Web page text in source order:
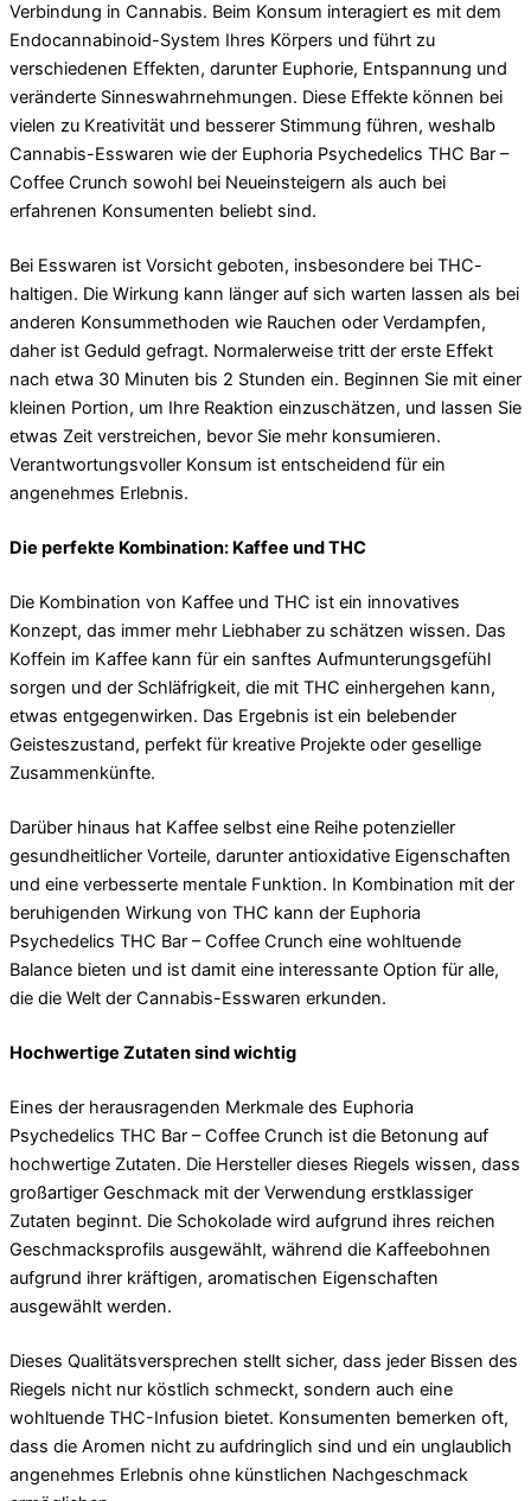
Verbindung in Cannabis. Beim Konsum interagiert es mit dem
Endocannabinoid-System Ihres Körpers und führt zu
verschiedenen Effekten, darunter Euphorie, Entspannung und
veränderte Sinneswahrnehmungen. Diese Effekte können bei
vielen zu Kreativität und besserer Stimmung führen, weshalb
Cannabis-Esswaren wie der Euphoria Psychedelics THC Bar –
Coffee Crunch sowohl bei Neueinsteigern als auch bei
erfahrenen Konsumenten beliebt sind.
Bei Esswaren ist Vorsicht geboten, insbesondere bei THC-
haltigen. Die Wirkung kann länger auf sich warten lassen als bei
anderen Konsummethoden wie Rauchen oder Verdampfen,
daher ist Geduld gefragt. Normalerweise tritt der erste Effekt
nach etwa 30 Minuten bis 2 Stunden ein. Beginnen Sie mit einer
kleinen Portion, um Ihre Reaktion einzuschätzen, und lassen Sie
etwas Zeit verstreichen, bevor Sie mehr konsumieren.
Verantwortungsvoller Konsum ist entscheidend für ein
angenehmes Erlebnis.
Die perfekte Kombination: Kaffee und THC
Die Kombination von Kaffee und THC ist ein innovatives
Konzept, das immer mehr Liebhaber zu schätzen wissen. Das
Koffein im Kaffee kann für ein sanftes Aufmunterungsgefühl
sorgen und der Schläfrigkeit, die mit THC einhergehen kann,
etwas entgegenwirken. Das Ergebnis ist ein belebender
Geisteszustand, perfekt für kreative Projekte oder gesellige
Zusammenkünfte.
Darüber hinaus hat Kaffee selbst eine Reihe potenzieller
gesundheitlicher Vorteile, darunter antioxidative Eigenschaften
und eine verbesserte mentale Funktion. In Kombination mit der
beruhigenden Wirkung von THC kann der Euphoria
Psychedelics THC Bar – Coffee Crunch eine wohltuende
Balance bieten und ist damit eine interessante Option für alle,
die die Welt der Cannabis-Esswaren erkunden.
Hochwertige Zutaten sind wichtig
Eines der herausragenden Merkmale des Euphoria
Psychedelics THC Bar – Coffee Crunch ist die Betonung auf
hochwertige Zutaten. Die Hersteller dieses Riegels wissen, dass
großartiger Geschmack mit der Verwendung erstklassiger
Zutaten beginnt. Die Schokolade wird aufgrund ihres reichen
Geschmacksprofils ausgewählt, während die Kaffeebohnen
aufgrund ihrer kräftigen, aromatischen Eigenschaften
ausgewählt werden.
Dieses Qualitätsversprechen stellt sicher, dass jeder Bissen des
Riegels nicht nur köstlich schmeckt, sondern auch eine
wohltuende THC-Infusion bietet. Konsumenten bemerken oft,
dass die Aromen nicht zu aufdringlich sind und ein unglaublich
angenehmes Erlebnis ohne künstlichen Nachgeschmack